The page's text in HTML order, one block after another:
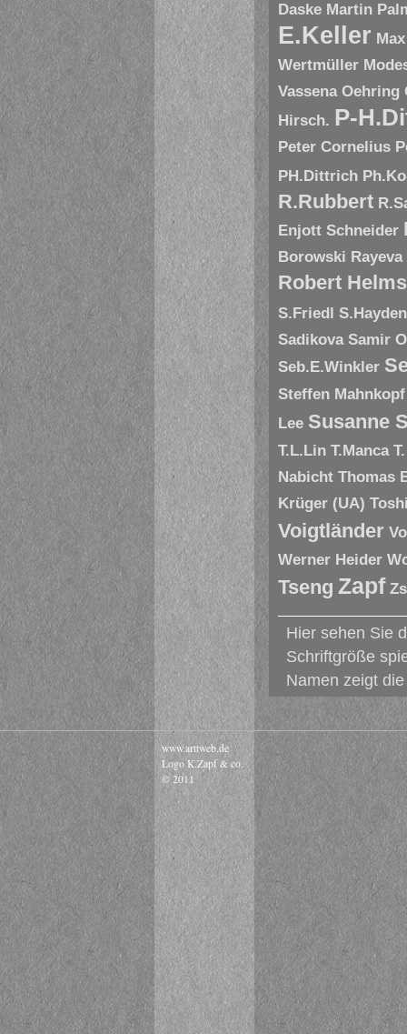
Daske Martin
E.Keller
Wertmüller
Vassena Oehring
Hirsch. P-
Peter Cornelius
PH.Dittrich
R.Rubbert
Enjott Schneider
Borowski Rayeva
Robert
S.Friedl
S.Hayden
Sadikova Samir
Seb.E.Winkler
Steffen
Lee Susanne
T.L.Lin T.Manca
Nabicht Thomas
Krüger (UA)
Voigtländer
Werner Heider
Tseng Zapf
Hier sehen Sie
Schriftgröße
Namen zeigt
www.arttweb.de
Logo K.Zapf & co.
© 2011